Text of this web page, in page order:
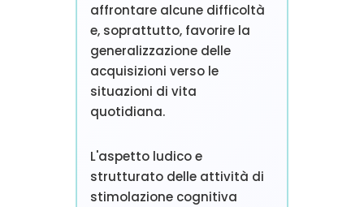
affrontare alcune difficoltà
e, soprattutto, favorire la
generalizzazione delle
acquisizioni verso le
situazioni di vita
quotidiana.
L'aspetto ludico e
strutturato delle attività di
stimolazione cognitiva